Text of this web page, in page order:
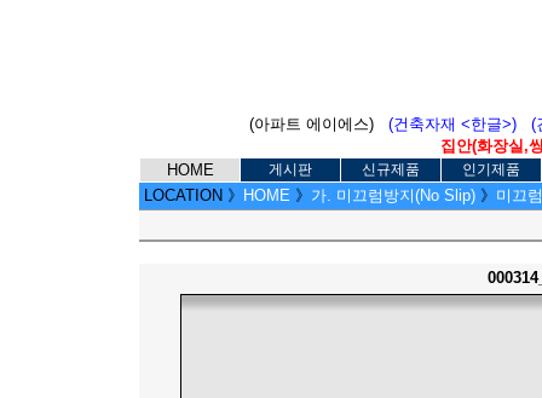
(아파트 에이에스) (건축자재 <한글>)
(
집안(화장실,
HOME
게시판 신규제품 인기제품
LOCATION 》 HOME 》 가. 미끄럼방지(No Slip) 》 미끄